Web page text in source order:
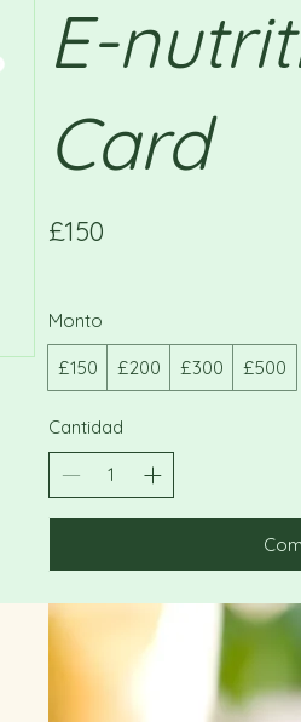
E-
Card
£150
Monto
£150 £200 £300 £500
Cantidad